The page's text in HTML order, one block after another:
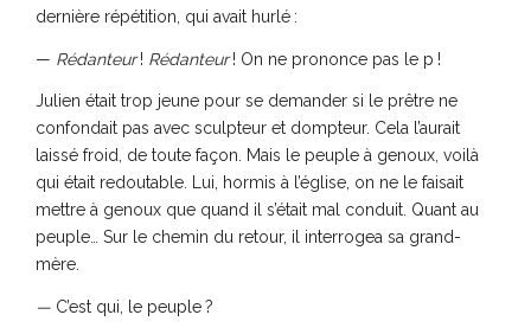
dernière répétition, qui avait hurlé :
— Rédanteur! Rédanteur! On ne prononce pas le p !
Julien était trop jeune pour se demander si le prêtre ne
confondait pas avec sculpteur et dompteur. Cela l’aurait
laissé froid, de toute façon. Mais le peuple à genoux, voilà
qui était redoutable. Lui, hormis à l’église, on ne le faisait
mettre à genoux que quand il s’était mal conduit. Quant au
peuple… Sur le chemin du retour, il interrogea sa grand-
mère.
— C’est qui, le peuple ?